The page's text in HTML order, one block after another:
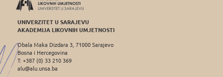
UNIVERZITET U SARAJEVU
AKADEMIJA LIKOVNIH UMJETNOSTI
Obala Maka Dizdara 3, 71000 Sarajevo
Bosna i Hercegovina
T: +387 (0) 33 210 369
alu@alu.unsa.ba